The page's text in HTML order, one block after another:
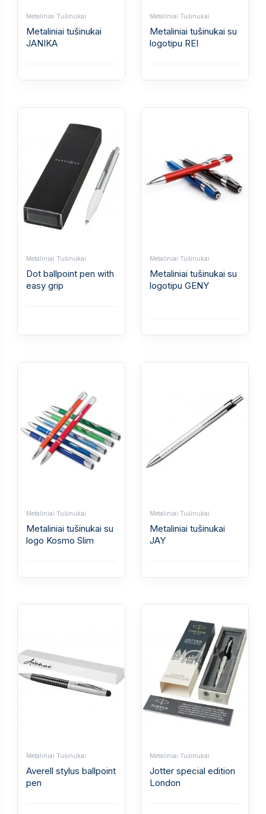
Metaliniai Tušinukai
Metaliniai tušinukai
JANIKA
Metaliniai Tušinukai
Metaliniai tušinukai su
logotipu REI
Metaliniai Tušinukai
Dot ballpoint pen with
easy grip
Metaliniai Tušinukai
Metaliniai tušinukai su
logotipu GENY
Metaliniai Tušinukai
Metaliniai tušinukai su
logo Kosmo Slim
Metaliniai Tušinukai
Metaliniai tušinukai
JAY
Metaliniai Tušinukai
Averell stylus ballpoint
pen
Metaliniai Tušinukai
Jotter special edition
London